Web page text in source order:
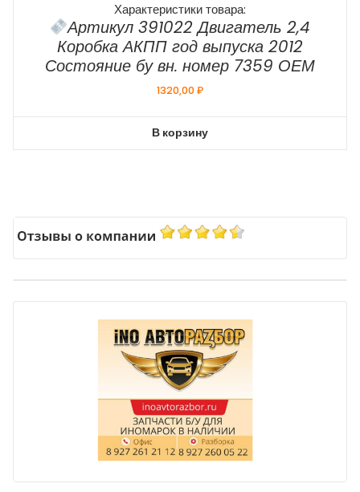
Характеристики товара:
Артикул 391022 Двигатель 2,4
Коробка АКПП год выпуска 2012
Состояние бу вн. номер 7359 ОЕМ
1320,00₽
В корзину